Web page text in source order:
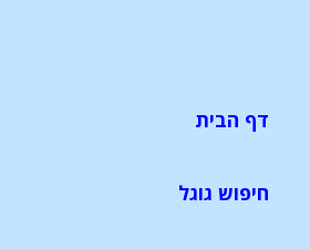
דף הבית
חיפוש גוגל